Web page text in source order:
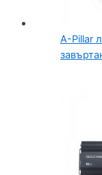
A-Pillar